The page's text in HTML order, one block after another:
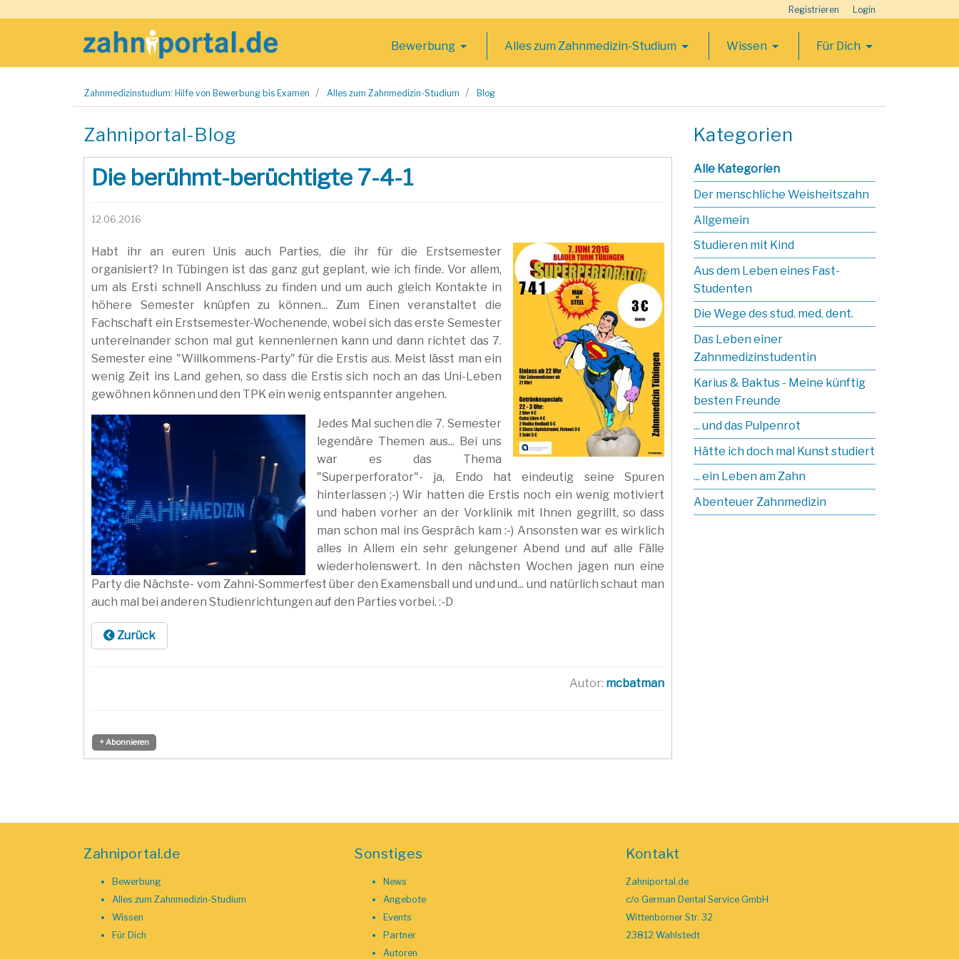
Registrieren Login
Bewerbung Alles zum Zahnmedizin-Studium Wissen Für Dich
Zahnmedizinstudium: Hilfe von Bewerbung bis Examen Alles zum Zahnmedizin-Studium Blog
Zahniportal-Blog
Die berühmt-berüchtigte 7-4-1
12.06.2016
Habt ihr an euren Unis auch Parties, die ihr für die Erstsemester
organisiert? In Tübingen ist das ganz gut geplant, wie ich finde. Vor allem,
um als Ersti schnell Anschluss zu finden und um auch gleich Kontakte in
höhere Semester knüpfen zu können... Zum Einen veranstaltet die
Fachschaft ein Erstsemester-Wochenende, wobei sich das erste Semester
untereinander schon mal gut kennenlernen kann und dann richtet das 7.
Semester eine "Willkommens-Party" für die Erstis aus. Meist lässt man ein
wenig Zeit ins Land gehen, so dass die Erstis sich noch an das Uni-Leben
gewöhnen können und den TPK ein wenig entspannter angehen.
Jedes Mal suchen die 7. Semester
legendäre Themen aus... Bei uns
war es das Thema
"Superperforator"- ja, Endo hat eindeutig seine Spuren
hinterlassen ;-) Wir hatten die Erstis noch ein wenig motiviert
und haben vorher an der Vorklinik mit Ihnen gegrillt, so dass
man schon mal ins Gespräch kam :-) Ansonsten war es wirklich
alles in Allem ein sehr gelungener Abend und auf alle Fälle
wiederholenswert. In den nächsten Wochen jagen nun eine
Party die Nächste- vom Zahni-Sommerfest über den Examensball und und und... und natürlich schaut man
auch mal bei anderen Studienrichtungen auf den Parties vorbei. :-D
Zurück
Autor: mcbatman
+ Abonnieren
Kategorien
Alle Kategorien
Der menschliche Weisheitszahn
Allgemein
Studieren mit Kind
Aus dem Leben eines Fast-
Studenten
Die Wege des stud. med. dent.
Das Leben einer
Zahnmedizinstudentin
Karius & Baktus - Meine künftig
besten Freunde
... und das Pulpenrot
Hätte ich doch mal Kunst studiert
... ein Leben am Zahn
Abenteuer Zahnmedizin
Zahniportal.de
Bewerbung
Alles zum Zahnmedizin-Studium
Wissen
Für Dich
Sonstiges
News
Angebote
Events
Partner
Autoren
Kontakt
Zahniportal.de
c/o German Dental Service GmbH
Wittenborner Str. 32
23812 Wahlstedt